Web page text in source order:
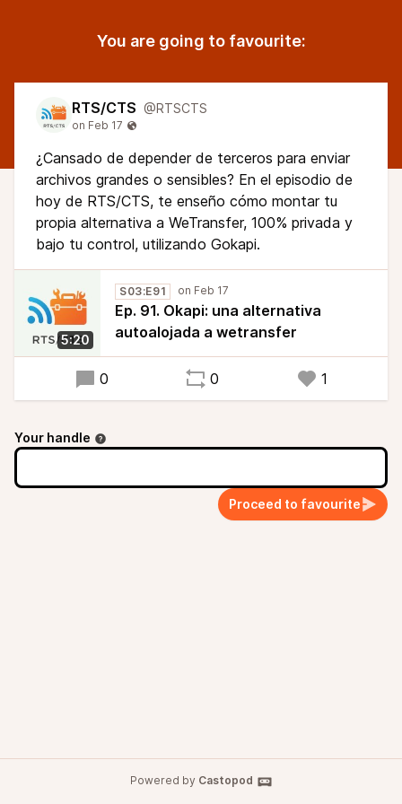
You are going to favourite:
RTS/CTS @RTSCTS
¿Cansado de depender de terceros para enviar
archivos grandes o sensibles? En el episodio de
hoy de RTS/CTS, te enseño cómo montar tu
propia alternativa a WeTransfer, 100% privada y
bajo tu control, utilizando Gokapi.
5:20
S03:E91
Ep. 91. Okapi: una alternativa
autoalojada a wetransfer
0 0 1
Your handle
Proceed to favourite
Powered by Castopod